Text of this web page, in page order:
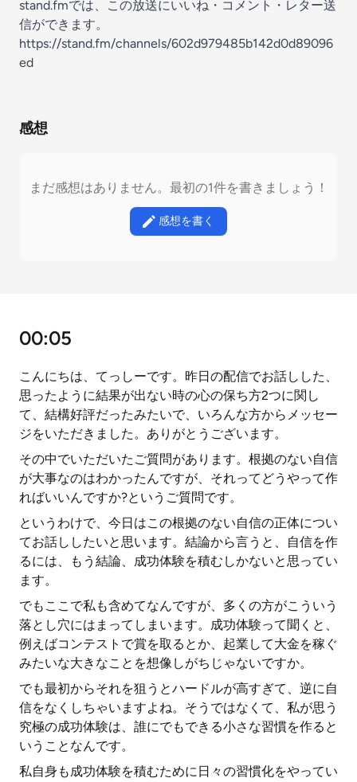
stand.fmでは、この放送にいいね・コメント・レター送
信ができます。
https://stand.fm/channels/602d979485b142d0d89096
ed
感想
まだ感想はありません。最初の1件を書きましょう！
感想を書く
00:05
こんにちは、てっしーです。昨日の配信でお話しした、
思ったように結果が出ない時の心の保ち方2つに関し
て、結構好評だったみたいで、いろんな方からメッセー
ジをいただきました。ありがとうございます。
その中でいただいたご質問があります。根拠のない自信
が大事なのはわかったんですが、それってどうやって作
ればいいんですか?というご質問です。
というわけで、今日はこの根拠のない自信の正体につい
てお話ししたいと思います。結論から言うと、自信を作
るには、もう結論、成功体験を積むしかないと思ってい
ます。
でもここで私も含めてなんですが、多くの方がこういう
落とし穴にはまってしまいます。成功体験って聞くと、
例えばコンテストで賞を取るとか、起業して大金を稼ぐ
みたいな大きなことを想像しがちじゃないですか。
でも最初からそれを狙うとハードルが高すぎて、逆に自
信をなくしちゃいますよね。そうではなくて、私が思う
究極の成功体験は、誰にでもできる小さな習慣を作ると
いうことなんです。
私自身も成功体験を積むために日々の習慣化をやってい